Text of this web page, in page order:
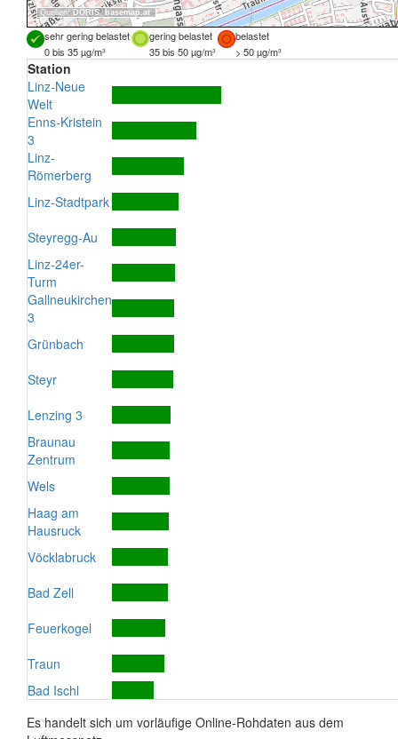
Quellen: DORIS, basemap.at
sehr gering belastet gering belastet
belastet
0 bis 35 µg/m³
35 bis 50 µg/m³ > 50 µg/m³
Station
Linz-Neue
Welt
Enns-Kristein
3
Linz-
Römerberg
Linz-Stadtpark
Steyregg-Au
Linz-24er-
Turm
Gallneukirchen
3
Grünbach
Steyr
Lenzing 3
Braunau
Zentrum
Wels
Haag am
Hausruck
Vöcklabruck
Bad Zell
Feuerkogel
Traun
Bad Ischl
Es handelt sich um vorläufige Online-Rohdaten aus dem